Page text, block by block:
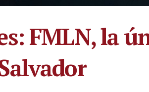
FMLN, la